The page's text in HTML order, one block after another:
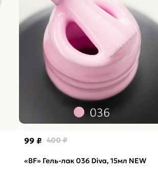
99 ₽ 400 ₽
«BF» Гель-лак 036 Diva, 15мл NEW